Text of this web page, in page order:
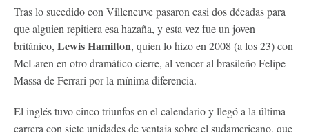
Tras lo sucedido con Villeneuve pasaron casi dos décadas para
que alguien repitiera esa hazaña, y esta vez fue un joven
británico, Lewis Hamilton, quien lo hizo en 2008 (a los 23) con
McLaren en otro dramático cierre, al vencer al brasileño Felipe
Massa de Ferrari por la mínima diferencia.
El inglés tuvo cinco triunfos en el calendario y llegó a la última
carrera con siete unidades de ventaja sobre el sudamericano, que